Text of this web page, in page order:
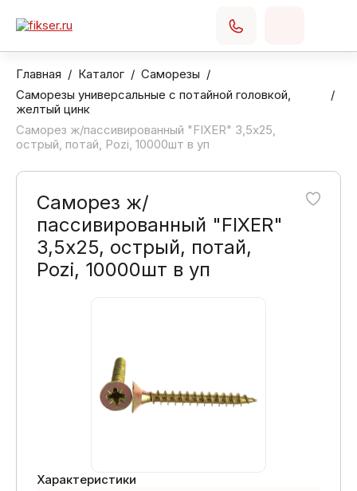
Главная Каталог
Саморезы
Саморезы универсальные с потайной головкой,
желтый цинк
Саморез ж/пассивированный "FIXER" 3,5х25,
острый, потай, Pozi, 10000шт в уп
Саморез ж/
пассивированный "FIXER"
3,5х25, острый, потай,
Pozi, 10000шт в уп
Характеристики